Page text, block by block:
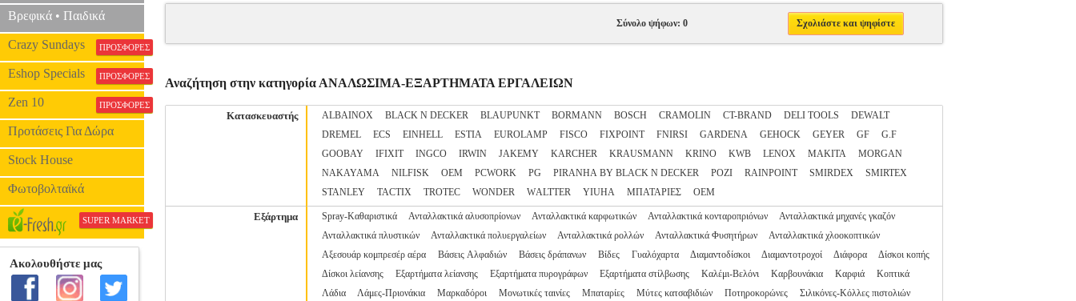
Βρεφικά • Παιδικά
Crazy Sundays ΠΡΟΣΦΟΡΕΣ
Eshop Specials ΠΡΟΣΦΟΡΕΣ
Zen 10 ΠΡΟΣΦΟΡΕΣ
Προτάσεις Για Δώρα
Stock House
Φωτοβολταϊκά
SUPER MARKET
Σύνολο ψήφων: 0 Σχολιάστε και ψηφίστε
Αναζήτηση στην κατηγορία ΑΝΑΛΩΣΙΜΑ-ΕΞΑΡΤΗΜΑΤΑ ΕΡΓΑΛΕΙΩΝ
Κατασκευαστής ALBAINOX BLACK N DECKER BLAUPUNKT BORMANN BOSCH CRAMOLIN CT-BRAND DELI TOOLS
DEWALT
DREMEL
ECS EINHELL ESTIA EUROLAMP FISCO FIXPOINT FNIRSI GARDENA GEHOCK GEYER GF
G.F
GOOBAY
IFIXIT INGCO IRWIN JAKEMY KARCHER KRAUSMANN KRINO KWB LENOX MAKITA
MORGAN
NAKAYAMA
NILFISK OEM PCWORK PG PIRANHA BY BLACK N DECKER POZI RAINPOINT SMIRDEX
SMIRTEX
STANLEY
TACTIX TROTEC WONDER WΑLTTER YIUHA ΜΠΑΤΑΡΙΕΣ ΟΕΜ
Εξάρτημα Spray-Καθαριστικά Ανταλλακτικά αλυσοπρίονων Ανταλλακτικά καρφωτικών Ανταλλακτικά κονταροπριόνων
Ανταλλακτικά μηχανές γκαζόν
Ανταλλακτικά πλυστικών
Ανταλλακτικά πολυεργαλείων Ανταλλακτικά ρολλών Ανταλλακτικά Φυσητήρων
Ανταλλακτικά χλοοκοπτικών
Αξεσουάρ κομπρεσέρ αέρα
Βάσεις Αλφαδιών Βάσεις δράπανων Βίδες Γυαλόχαρτα Διαμαντοδίσκοι Διαμαντοτροχοί Διάφορα
Δίσκοι κοπής
Δίσκοι λείανσης
Εξαρτήματα λείανσης Εξαρτήματα πυρογράφων Εξαρτήματα στίλβωσης Καλέμι-Βελόνι Καρβουνάκια Καρφιά
Κοπτικά
Λάδια
Λάμες-Πριονάκια Μαρκαδόροι Μονωτικές ταινίες Μπαταρίες Μύτες κατσαβιδιών Ποτηροκορώνες
Σιλικόνες-Κόλλες πιστολιών